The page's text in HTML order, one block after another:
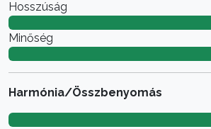
Hosszúság
Minőség
Harmónia/Összbenyomás